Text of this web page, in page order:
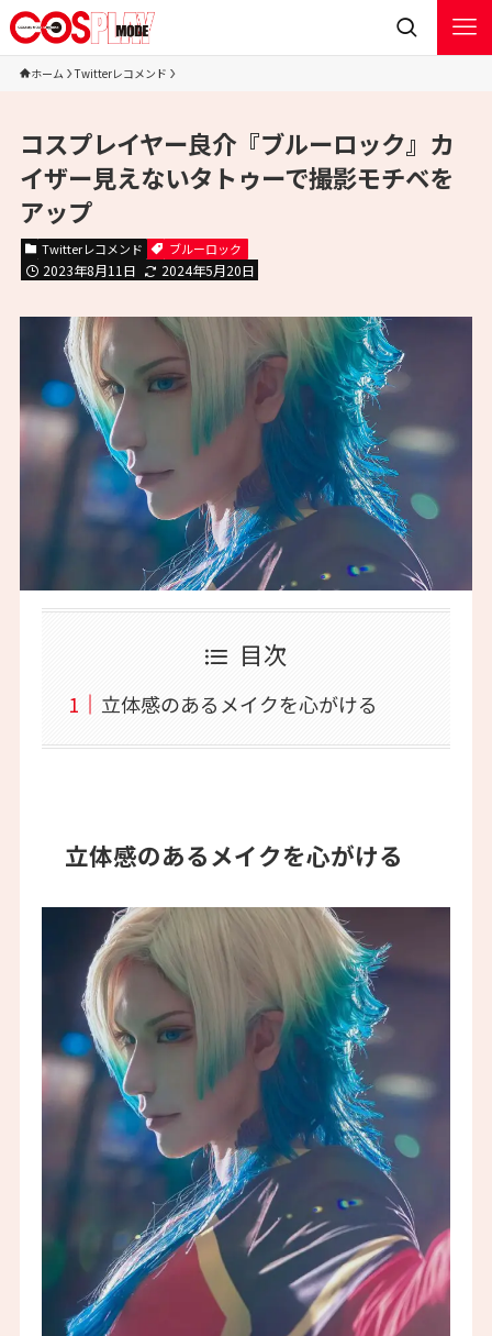
ホーム Twitterレコメンド
コスプレイヤー良介『ブルーロック』カ
イザー見えないタトゥーで撮影モチベを
アップ
Twitterレコメンド ブルーロック
2023年8月11日 2024年5月20日
目次
立体感のあるメイクを心がける
立体感のあるメイクを心がける